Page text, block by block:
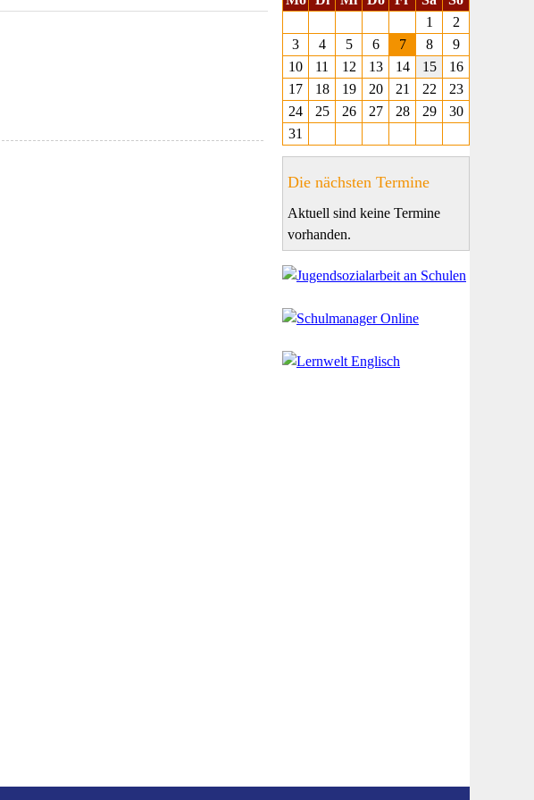
1
2
3
4 5 6 7 8
9
10
11 12 13 14 15
16
17
18 19 20 21 22
23
24
25 26 27 28 29
30
31
Die nächsten Termine
Aktuell sind keine Termine
vorhanden.